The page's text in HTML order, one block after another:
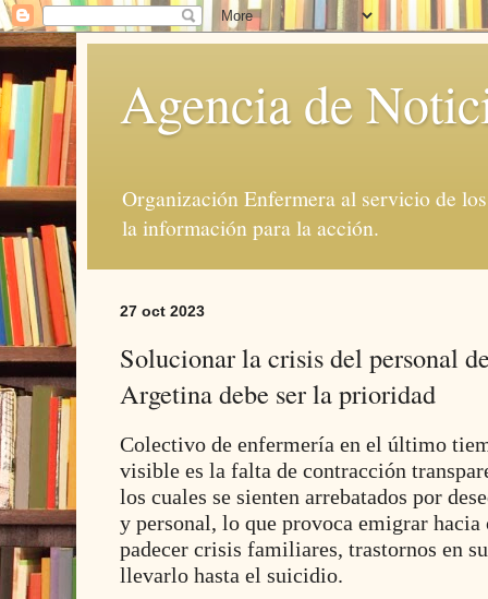
Agencia de
Organización Enfermera al servicio de
la información para la acción.
27 oct 2023
Solucionar la crisis del personal
Argetina debe ser la prioridad
Colectivo de enfermería en el último
visible es la falta de contracción
los cuales se sienten arrebatados por
y personal, lo que provoca emigrar
padecer crisis familiares, trastornos en
llevarlo hasta el suicidio.